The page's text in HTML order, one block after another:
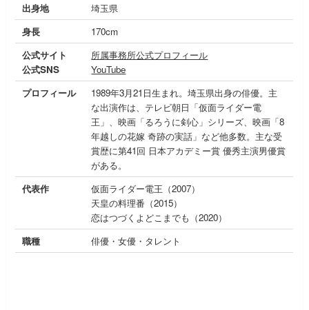
出身地
埼玉県
身長
170cm
公式サイト
公式SNS
所属事務所公式プロフィール
YouTube
プロフィール
1989年3月21日生まれ。埼玉県出身の俳優。主
な出演作は、テレビ朝日「仮面ライダー電
王」、映画「るろうに剣心」シリーズ、映画「8
年越しの花嫁 奇跡の実話」など他多数。主な受
賞歴に第41回 日本アカデミー賞 優秀主演男優賞
がある。
代表作
仮面ライダー電王（2007）
天皇の料理番（2015）
恋はつづくよどこまでも（2020）
職種
俳優・女優・タレント